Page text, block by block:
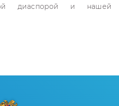
диаспорой и нашей